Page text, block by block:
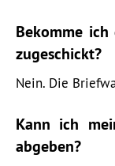
Bekomme
zugeschickt?
Nein. Die
Kann ich
abgeben?